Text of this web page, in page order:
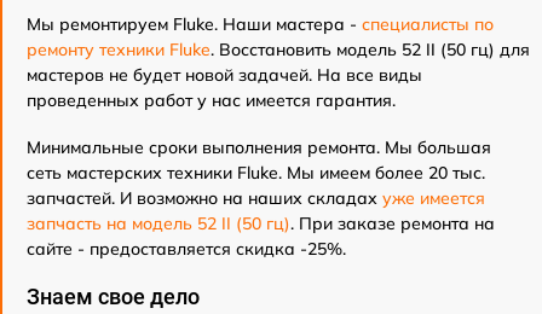
Мы ремонтируем Fluke. Наши мастера - специалисты по
ремонту техники Fluke. Восстановить модель 52 II (50 гц) для
мастеров не будет новой задачей. На все виды
проведенных работ у нас имеется гарантия.
Минимальные сроки выполнения ремонта. Мы большая
сеть мастерских техники Fluke. Мы имеем более 20 тыс.
запчастей. И возможно на наших складах уже имеется
запчасть на модель 52 II (50 гц). При заказе ремонта на
сайте - предоставляется скидка -25%.
Знаем свое дело